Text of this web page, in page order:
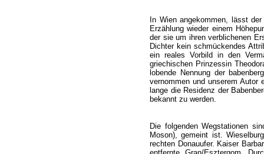
In Wien angekommen, lässt
Erzählung wieder einem
der sie um ihren verblichenen
Dichter kein schmückendes
ein reales Vorbild in den
griechischen Prinzessin
lobende Nennung der
vernommen und unserem Autor
lange die Residenz der
bekannt zu werden.
Die folgenden Wegstationen
Moson), gemeint ist.
rechten Donauufer. Kaiser